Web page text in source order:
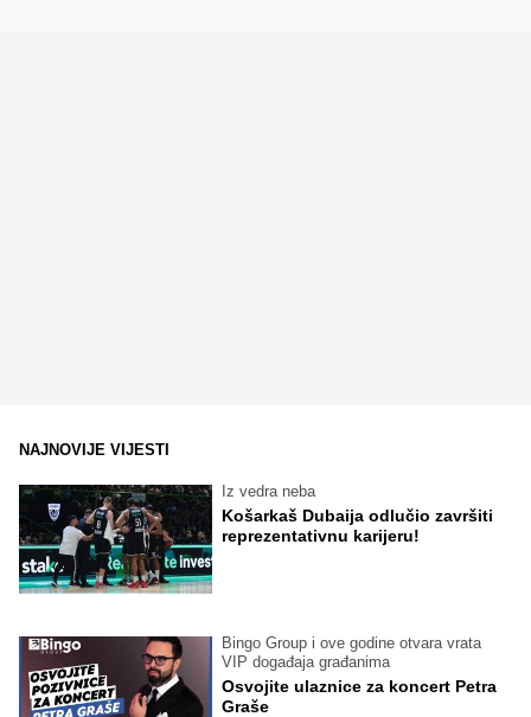
NAJNOVIJE VIJESTI
Iz vedra neba
Košarkaš Dubaija odlučio završiti
reprezentativnu karijeru!
Bingo Group i ove godine otvara vrata
VIP događaja građanima
Osvojite ulaznice za koncert Petra
Graše